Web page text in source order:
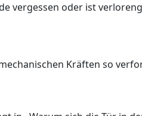
vergessen oder ist
Kräften so